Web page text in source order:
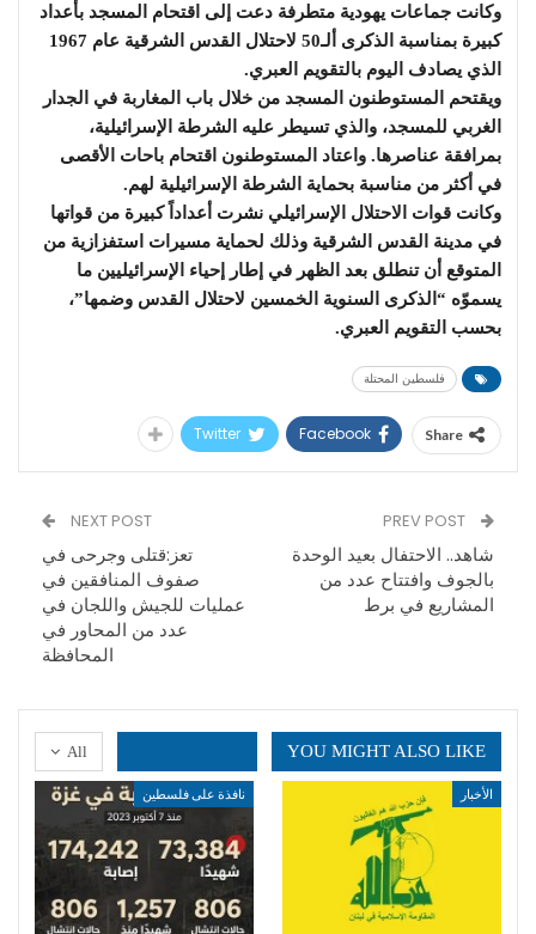
وكانت جماعات يهودية متطرفة دعت إلى اقتحام المسجد بأعداد
كبيرة بمناسبة الذكرى ألـ50 لاحتلال القدس الشرقية عام 1967
الذي يصادف اليوم بالتقويم العبري.
ويقتحم المستوطنون المسجد من خلال باب المغاربة في الجدار
الغربي للمسجد، والذي تسيطر عليه الشرطة الإسرائيلية،
بمرافقة عناصرها. واعتاد المستوطنون اقتحام باحات الأقصى
في أكثر من مناسبة بحماية الشرطة الإسرائيلية لهم.
وكانت قوات الاحتلال الإسرائيلي نشرت أعداداً كبيرة من قواتها
في مدينة القدس الشرقية وذلك لحماية مسيرات استفزازية من
المتوقع أن تنطلق بعد الظهر في إطار إحياء الإسرائيليين ما
يسموّه “الذكرى السنوية الخمسين لاحتلال القدس وضمها”،
بحسب التقويم العبري.
فلسطين المحتلة
Share
Facebook
Twitter
شاهد.. الاحتفال بعيد الوحدة
بالجوف وافتتاح عدد من
المشاريع في برط
NEXT POST
تعز:قتلى وجرحى في
صفوف المنافقين في
عمليات للجيش واللجان في
عدد من المحاور في
المحافظة
All YOU MIGHT ALSO LIKE
الأخبار نافذة على فلسطين